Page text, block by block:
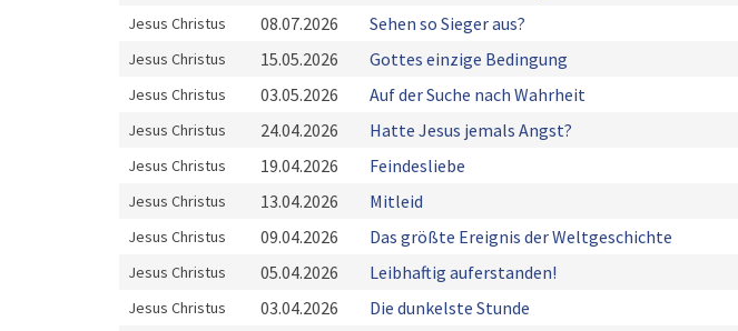
Jesus Christus 08.07.2026 Sehen so Sieger aus?
Jesus Christus 15.05.2026 Gottes einzige Bedingung
Jesus Christus 03.05.2026 Auf der Suche nach Wahrheit
Jesus Christus 24.04.2026 Hatte Jesus jemals Angst?
Jesus Christus 19.04.2026 Feindesliebe
Jesus Christus 13.04.2026 Mitleid
Jesus Christus 09.04.2026 Das größte Ereignis der Weltgeschichte
Jesus Christus 05.04.2026 Leibhaftig auferstanden!
Jesus Christus 03.04.2026 Die dunkelste Stunde